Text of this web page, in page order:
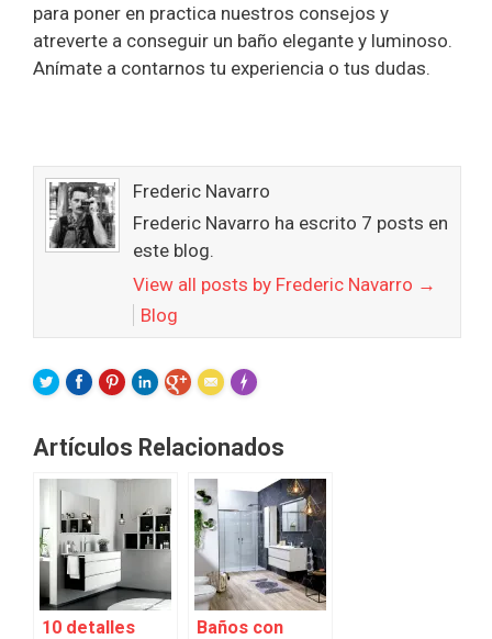
para poner en practica nuestros consejos y
atreverte a conseguir un baño elegante y luminoso.
Anímate a contarnos tu experiencia o tus dudas.
Frederic Navarro
Frederic Navarro ha escrito 7 posts en
este blog.
View all posts by Frederic Navarro →
Blog
Made with
Artículos Relacionados
10 detalles
Baños con